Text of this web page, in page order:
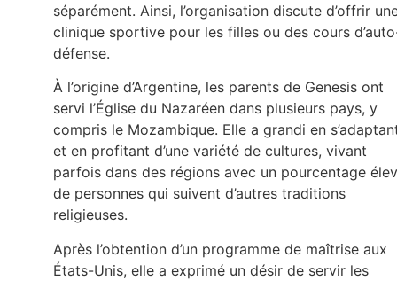
séparément. Ainsi, l’organisation discute d’offrir
clinique sportive pour les filles ou des cours
défense.
À l’origine d’Argentine, les parents de Genesis ont
servi l’Église du Nazaréen dans plusieurs pays, y
compris le Mozambique. Elle a grandi en
et en profitant d’une variété de cultures, vivant
parfois dans des régions avec un pourcentage
de personnes qui suivent d’autres traditions
religieuses.
Après l’obtention d’un programme de maîtrise aux
États-Unis, elle a exprimé un désir de servir les